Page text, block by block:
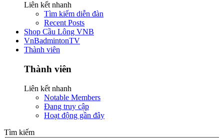
Liên kết nhanh
Tìm kiếm diễn đàn
Recent Posts
Shop Cầu Lông VNB
VnBadmintonTV
Thành viên
Thành viên
Liên kết nhanh
Notable Members
Đang truy cập
Hoạt động gần đây
Tìm kiếm